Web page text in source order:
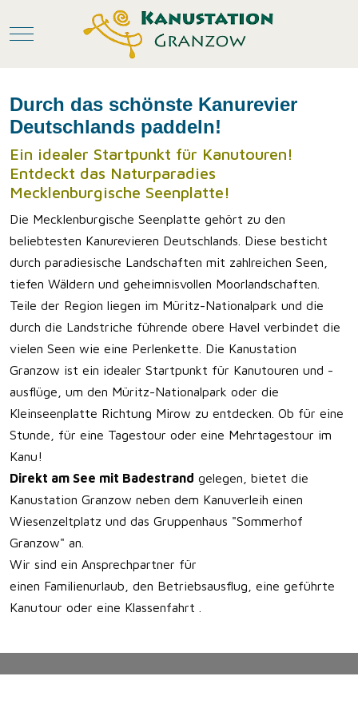
Mobile Menu Toggle
Durch das schönste Kanurevier
Deutschlands paddeln!
Ein idealer Startpunkt für Kanutouren!
Entdeckt das Naturparadies
Mecklenburgische Seenplatte!
Die Mecklenburgische Seenplatte gehört zu den
beliebtesten Kanurevieren Deutschlands. Diese besticht
durch paradiesische Landschaften mit zahlreichen Seen,
tiefen Wäldern und geheimnisvollen Moorlandschaften.
Teile der Region liegen im Müritz-Nationalpark und die
durch die Landstriche führende obere Havel verbindet die
vielen Seen wie eine Perlenkette. Die Kanustation
Granzow ist ein idealer Startpunkt für Kanutouren und -
ausflüge, um den Müritz-Nationalpark oder die
Kleinseenplatte Richtung Mirow zu entdecken. Ob für eine
Stunde, für eine Tagestour oder eine Mehrtagestour im
Kanu!
Direkt am See mit Badestrand gelegen, bietet die
Kanustation Granzow neben dem Kanuverleih einen
Wiesenzeltplatz und das Gruppenhaus "Sommerhof
Granzow" an.
Wir sind ein Ansprechpartner für
einen Familienurlaub, den Betriebsausflug, eine geführte
Kanutour oder eine Klassenfahrt .